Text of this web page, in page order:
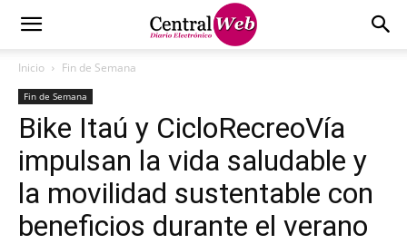
Inicio Fin de Semana
Fin de Semana
Bike Itaú y CicloRecreoVía
impulsan la vida saludable y
la movilidad sustentable con
beneficios durante el verano